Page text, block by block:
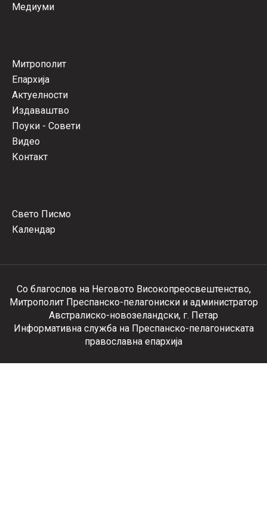
Медиуми
Митрополит
Епархија
Актуелности
Издаваштво
Поуки - Совети
Видео
Контакт
Свето Писмо
Календар
Со благослов на Неговото Високопреосвештенство,
Митрополит Преспанско-пелагониски и администратор
Австралиско-новозеландски, г. Петар
Информативна служба на Преспанско-пелагониската
православна епархија